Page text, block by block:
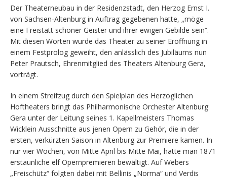
Der Theaterneubau in der Residenzstadt, den Herzog Ernst I.
von Sachsen-Altenburg in Auftrag gegebenen hatte, „möge
eine Freistatt schöner Geister und ihrer ewigen Gebilde sein“.
Mit diesen Worten wurde das Theater zu seiner Eröffnung in
einem Festprolog geweiht, den anlässlich des Jubiläums nun
Peter Prautsch, Ehrenmitglied des Theaters Altenburg Gera,
vorträgt.
In einem Streifzug durch den Spielplan des Herzoglichen
Hoftheaters bringt das Philharmonische Orchester Altenburg
Gera unter der Leitung seines 1. Kapellmeisters Thomas
Wicklein Ausschnitte aus jenen Opern zu Gehör, die in der
ersten, verkürzten Saison in Altenburg zur Premiere kamen. In
nur vier Wochen, von Mitte April bis Mitte Mai, hatte man 1871
erstaunliche elf Opernpremieren bewältigt. Auf Webers
„Freischütz“ folgten dabei mit Bellinis „Norma“ und Verdis